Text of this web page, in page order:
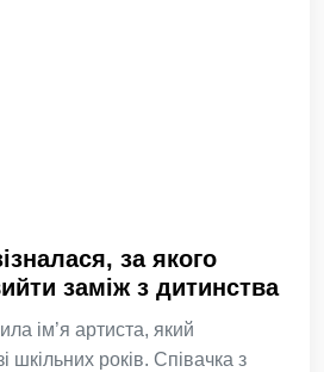
за якого
заміж з дитинства
ім’я артиста, який
шкільних років. Співачка з